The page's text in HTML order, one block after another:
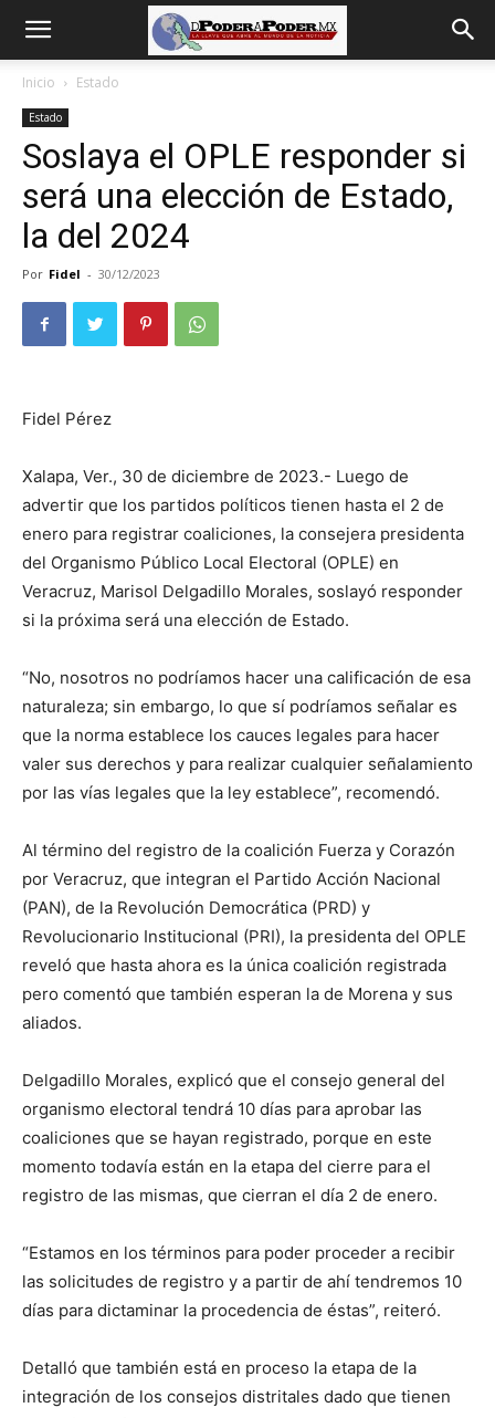
poder
Poder
Inicio Estado
Estado
Soslaya el OPLE responder si
será una elección de Estado,
la del 2024
Por Fidel - 30/12/2023
Fidel Pérez
Xalapa, Ver., 30 de diciembre de 2023.- Luego de
advertir que los partidos políticos tienen hasta el 2 de
enero para registrar coaliciones, la consejera presidenta
del Organismo Público Local Electoral (OPLE) en
Veracruz, Marisol Delgadillo Morales, soslayó responder
si la próxima será una elección de Estado.
“No, nosotros no podríamos hacer una calificación de esa
naturaleza; sin embargo, lo que sí podríamos señalar es
que la norma establece los cauces legales para hacer
valer sus derechos y para realizar cualquier señalamiento
por las vías legales que la ley establece”, recomendó.
Al término del registro de la coalición Fuerza y Corazón
por Veracruz, que integran el Partido Acción Nacional
(PAN), de la Revolución Democrática (PRD) y
Revolucionario Institucional (PRI), la presidenta del OPLE
reveló que hasta ahora es la única coalición registrada
pero comentó que también esperan la de Morena y sus
aliados.
Delgadillo Morales, explicó que el consejo general del
organismo electoral tendrá 10 días para aprobar las
coaliciones que se hayan registrado, porque en este
momento todavía están en la etapa del cierre para el
registro de las mismas, que cierran el día 2 de enero.
“Estamos en los términos para poder proceder a recibir
las solicitudes de registro y a partir de ahí tendremos 10
días para dictaminar la procedencia de éstas”, reiteró.
Detalló que también está en proceso la etapa de la
integración de los consejos distritales dado que tienen